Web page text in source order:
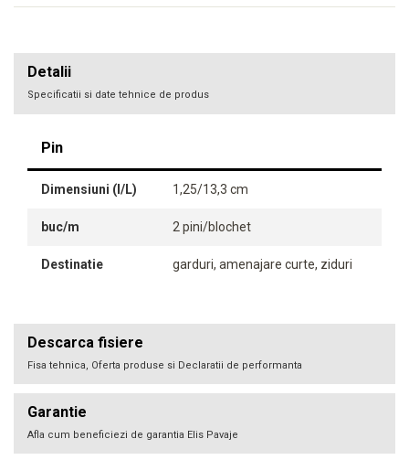
Detalii
Specificatii si date tehnice de produs
Pin
Dimensiuni (l/L) 1,25/13,3 cm
buc/m 2 pini/blochet
Destinatie garduri, amenajare curte, ziduri
Descarca fisiere
Fisa tehnica, Oferta produse si Declaratii de performanta
Garantie
Afla cum beneficiezi de garantia Elis Pavaje